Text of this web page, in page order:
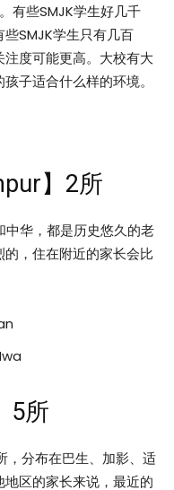
有些SMJK学生好几千
SMJK学生只有几百
度可能更高。大校有大
子适合什么样的环境。
】2所
中华，都是历史悠久的老
，住在附近的家长会比
5所
，分布在巴生、加影、适
区的家长来说，最近的